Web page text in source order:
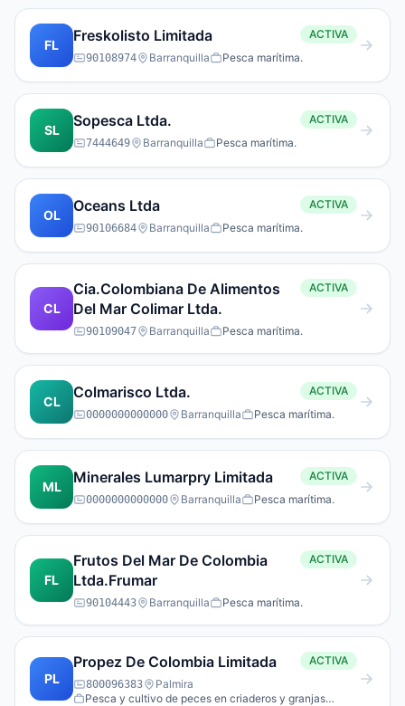
FL
Freskolisto Limitada ACTIVA
90108974 Barranquilla Pesca marítima.
SL
Sopesca Ltda. ACTIVA
7444649 Barranquilla Pesca marítima.
OL
Oceans Ltda ACTIVA
90106684 Barranquilla Pesca marítima.
CL
Cia.Colombiana De Alimentos
Del Mar Colimar Ltda.
ACTIVA
90109047 Barranquilla Pesca marítima.
CL
Colmarisco Ltda. ACTIVA
0000000000000 Barranquilla Pesca marítima.
ML
Minerales Lumarpry Limitada ACTIVA
0000000000000 Barranquilla Pesca marítima.
FL
Frutos Del Mar De Colombia
Ltda.Frumar
ACTIVA
90104443 Barranquilla Pesca marítima.
PL
Propez De Colombia Limitada ACTIVA
800096383
Palmira
Pesca y cultivo de peces en criaderos y granjas